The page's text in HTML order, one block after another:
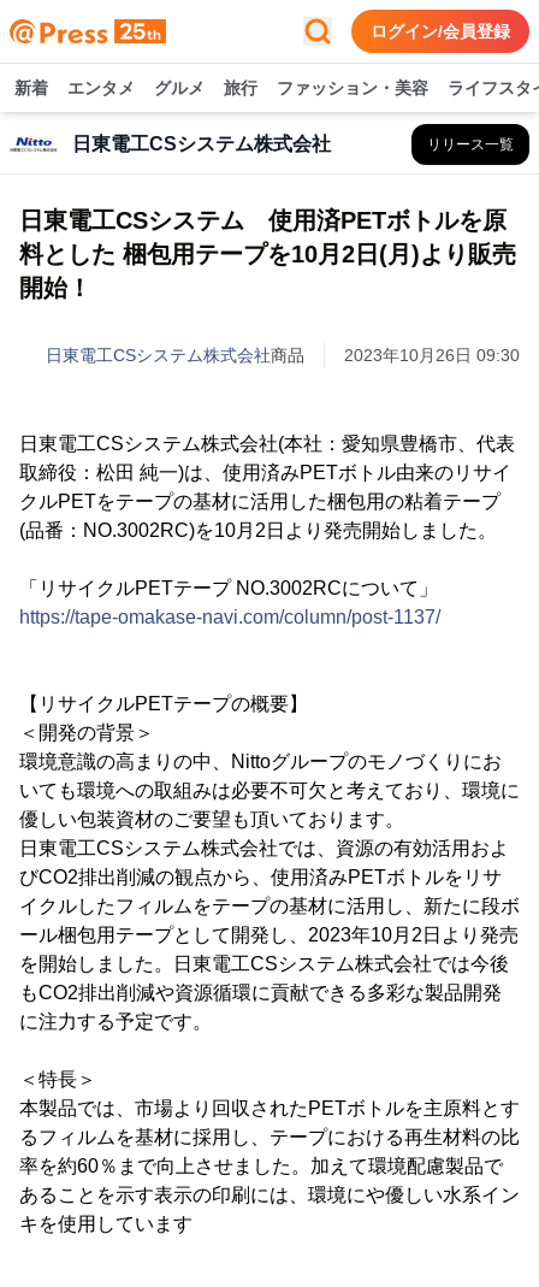
ログイン/会員登録
新着 エンタメ グルメ 旅行 ファッション・美容 ライフスタ
日東電工CSシステム株式会社 リリース一覧
日東電工CSシステム 使用済PETボトルを原
料とした 梱包用テープを10月2日(月)より販売
開始！
日東電工CSシステム株式会社商品 2023年10月26日 09:30
日東電工CSシステム株式会社(本社：愛知県豊橋市、代表
取締役：松田 純一)は、使用済みPETボトル由来のリサイ
クルPETをテープの基材に活用した梱包用の粘着テープ
(品番：NO.3002RC)を10月2日より発売開始しました。
「リサイクルPETテープ NO.3002RCについて」
https://tape-omakase-navi.com/column/post-1137/
【リサイクルPETテープの概要】
＜開発の背景＞
環境意識の高まりの中、Nittoグループのモノづくりにお
いても環境への取組みは必要不可欠と考えており、環境に
優しい包装資材のご要望も頂いております。
日東電工CSシステム株式会社では、資源の有効活用およ
びCO2排出削減の観点から、使用済みPETボトルをリサ
イクルしたフィルムをテープの基材に活用し、新たに段ボ
ール梱包用テープとして開発し、2023年10月2日より発売
を開始しました。日東電工CSシステム株式会社では今後
もCO2排出削減や資源循環に貢献できる多彩な製品開発
に注力する予定です。
＜特長＞
本製品では、市場より回収されたPETボトルを主原料とす
るフィルムを基材に採用し、テープにおける再生材料の比
率を約60％まで向上させました。加えて環境配慮製品で
あることを示す表示の印刷には、環境にや優しい水系イン
キを使用しています